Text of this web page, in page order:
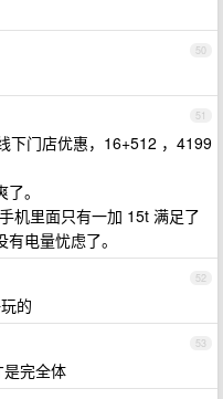
50
51
下门店优惠，16+512 ，4199
。
机里面只有一加 15t 满足了
电量忧虑了。
52
的
53
完全体